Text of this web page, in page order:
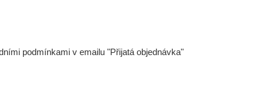
podmínkami v emailu "Přijatá objednávka"